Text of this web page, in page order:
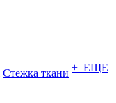
Стежка ткани + ЕЩЕ